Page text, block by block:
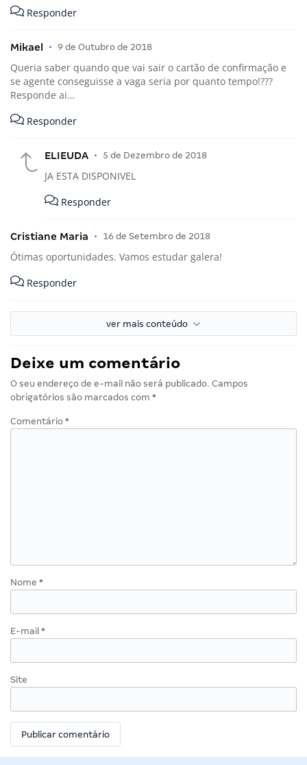
Responder
Mikael • 9 de Outubro de 2018
Queria saber quando que vai sair o cartão de confirmação e
se agente conseguisse a vaga seria por quanto tempo!???
Responde ai…
Responder
ELIEUDA • 5 de Dezembro de 2018
JA ESTA DISPONIVEL
Responder
Cristiane Maria • 16 de Setembro de 2018
Ótimas oportunidades. Vamos estudar galera!
Responder
ver mais conteúdo
Deixe um comentário
O seu endereço de e-mail não será publicado. Campos
obrigatórios são marcados com *
Comentário *
Nome *
E-mail *
Site